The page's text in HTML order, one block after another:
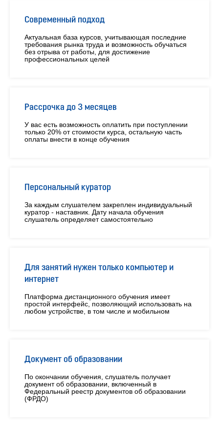
Современный подход
Актуальная база курсов, учитывающая последние
требования рынка труда и возможность обучаться
без отрыва от работы, для достижение
профессиональных целей
Рассрочка до 3 месяцев
У вас есть возможность оплатить при поступлении
только 20% от стоимости курса, остальную часть
оплаты внести в конце обучения
Персональный куратор
За каждым слушателем закреплен индивидуальный
куратор - наставник. Дату начала обучения
слушатель определяет самостоятельно
Для занятий нужен только компьютер и
интернет
Платформа дистанционного обучения имеет
простой интерфейс, позволяющий использовать на
любом устройстве, в том числе и мобильном
Документ об образовании
По окончании обучения, слушатель получает
документ об образовании, включенный в
Федеральный реестр документов об образовании
(ФРДО)